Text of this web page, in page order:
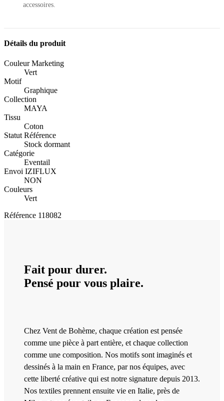
accessoires.
Détails du produit
Couleur Marketing
Vert
Motif
Graphique
Collection
MAYA
Tissu
Coton
Statut Référence
Stock dormant
Catégorie
Eventail
Envoi IZIFLUX
NON
Couleurs
Vert
Référence 118082
Fait pour durer.
Pensé pour vous plaire.
Chez Vent de Bohème, chaque création est pensée
comme une pièce à part entière, et chaque collection
comme une composition. Nos motifs sont imaginés et
dessinés à la main en France, par nos équipes, avec
cette liberté créative qui est notre signature depuis 2013.
Nos textiles prennent ensuite vie en Italie, près de